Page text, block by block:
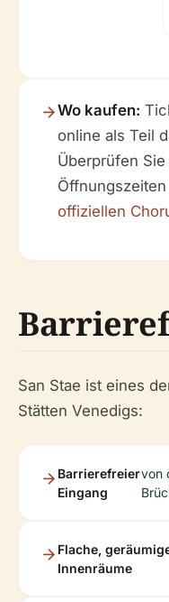
Wo kaufen:
online als Teil
Überprüfen
offiziellen
San Stae ist eines
Stätten Venedigs:
Barrierefreier
Eingang
von
Flache,
Innenräume